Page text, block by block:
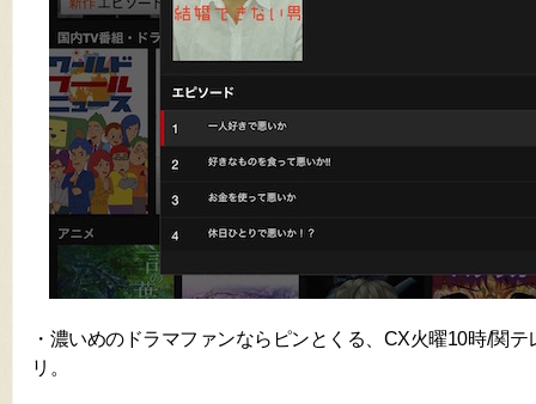
・濃いめのドラマファンならピンとくる、CX火曜10時/関
リ。